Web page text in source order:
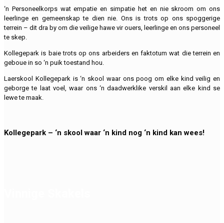
‘n Personeelkorps wat empatie en simpatie het en nie skroom om ons
leerlinge en gemeenskap te dien nie. Ons is trots op ons spoggerige
terrein – dit dra by om die veilige hawe vir ouers, leerlinge en ons personeel
te skep.
Kollegepark is baie trots op ons arbeiders en faktotum wat die terrein en
geboue in so ‘n puik toestand hou.
Laerskool Kollegepark is ‘n skool waar ons poog om elke kind veilig en
geborge te laat voel, waar ons ‘n daadwerklike verskil aan elke kind se
lewe te maak.
Kollegepark – ‘n skool waar ‘n kind nog ‘n kind kan wees!